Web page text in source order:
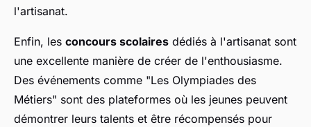
l'artisanat.
Enfin, les concours scolaires dédiés à l'artisanat sont
une excellente manière de créer de l'enthousiasme.
Des événements comme "Les Olympiades des
Métiers" sont des plateformes où les jeunes peuvent
démontrer leurs talents et être récompensés pour